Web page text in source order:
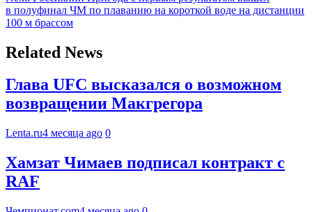
в полуфинал ЧМ по плаванию на короткой воде на дистанции
100 м брассом
Related News
Глава UFC высказался о возможном
возвращении Макгрегора
Lenta.ru4 месяца ago 0
Хамзат Чимаев подписал контракт с
RAF